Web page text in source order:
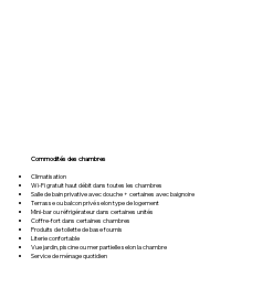
Commodités des chambres
Climatisation
Wi-Fi gratuit haut débit dans toutes les chambres
Salle de bain privative avec douche + certaines avec baignoire
Terrasse ou balcon privé selon type de logement
Mini-bar ou réfrigérateur dans certaines unités
Coffre-fort dans certaines chambres
Produits de toilette de base fournis
Literie confortable
Vue jardin, piscine ou mer partielle selon la chambre
Service de ménage quotidien